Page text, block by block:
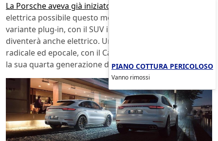
La Porsche aveva già iniziato
elettrica possibile questo modello progettando la
variante plug-in, con il SUV in questione che per il 2026
diventerà anche elettrico. Un cambiamento davvero
radicale ed epocale, con il Cayenne che vola così verso
la sua quarta generazione di automobile.PIANO COTTURA PERICOLOSO
Vanno rimossi